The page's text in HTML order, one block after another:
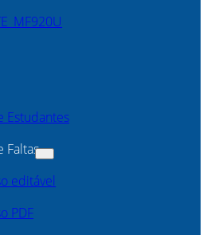
Estudantes
Faltas
editável
PDF